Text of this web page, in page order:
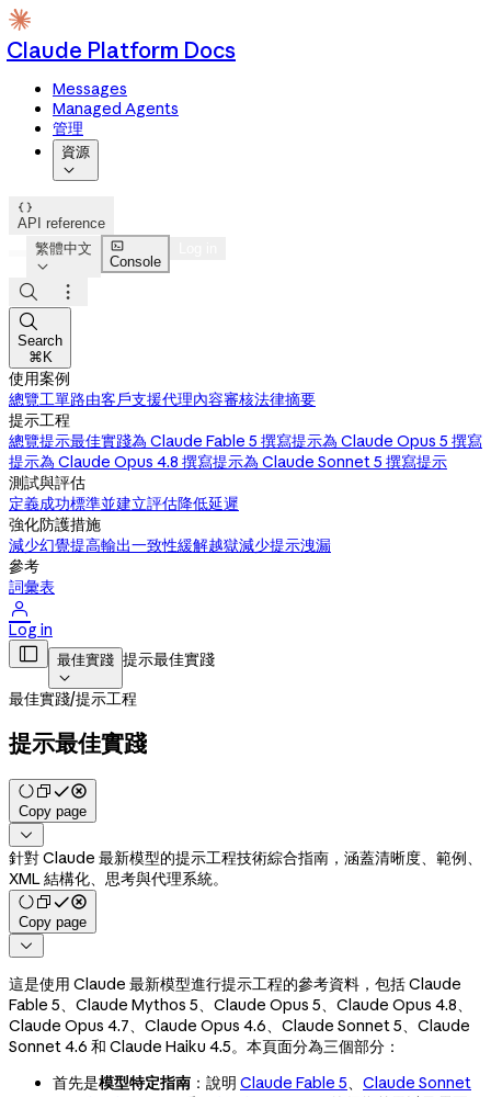
Claude Platform Docs
Messages
Managed Agents
管理
資源


API reference
繁體中文


Console



Search
⌘K
使用案例
總覽工單路由客戶支援代理內容審核法律摘要
提示工程
總覽提示最佳實踐為 Claude Fable 5 撰寫提示為 Claude Opus 5 撰寫
提示為 Claude Opus 4.8 撰寫提示為 Claude Sonnet 5 撰寫提示
測試與評估
定義成功標準並建立評估降低延遲
強化防護措施
減少幻覺提高輸出一致性緩解越獄減少提示洩漏
參考
詞彙表

Log in
 最佳實踐

提示最佳實踐
最佳實踐/提示工程
提示最佳實踐
Copy page

針對 Claude 最新模型的提示工程技術綜合指南，涵蓋清晰度、範例、
XML 結構化、思考與代理系統。
Copy page

這是使用 Claude 最新模型進行提示工程的參考資料，包括 Claude
Fable 5、Claude Mythos 5、Claude Opus 5、Claude Opus 4.8、
Claude Opus 4.7、Claude Opus 4.6、Claude Sonnet 5、Claude
Sonnet 4.6 和 Claude Haiku 4.5。本頁面分為三個部分：
首先是模型特定指南 ：說明 Claude Fable 5、 Claude Sonnet